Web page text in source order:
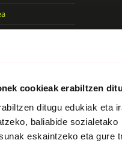
cookieak erabiltzen
ditugu edukiak eta
baliabide sozialetako
eskaintzeko eta gure